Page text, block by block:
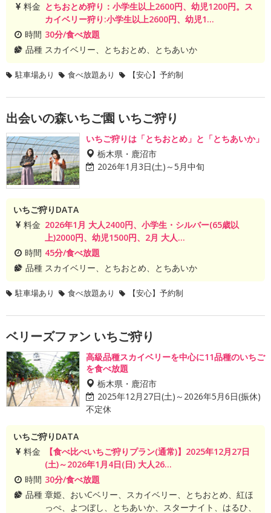
料金 とちおとめ狩り：小学生以上2600円、幼児1200円。ス
カイベリー狩り:小学生以上2600円、幼児1...
時間 30分/食べ放題
品種 スカイベリー、とちおとめ、とちあいか
駐車場あり 食べ放題あり 【安心】予約制
出会いの森いちご園 いちご狩り
いちご狩りは「とちおとめ」と「とちあいか」
栃木県・鹿沼市
2026年1月3日(土)～5月中旬
いちご狩りDATA
料金 2026年1月 大人2400円、小学生・シルバー(65歳以
上)2000円、幼児1500円、2月 大人...
時間 45分/食べ放題
品種 スカイベリー、とちおとめ、とちあいか
駐車場あり 食べ放題あり 【安心】予約制
ベリーズファン いちご狩り
高級品種スカイベリーを中心に11品種のいちご
を食べ放題
栃木県・鹿沼市
2025年12月27日(土)～2026年5月6日(振休)
不定休
いちご狩りDATA
料金
【食べ比べいちご狩りプラン(通常)】2025年12月27日
(土)～2026年1月4日(日) 大人26...
時間 30分/食べ放題
品種 章姫、おいCベリー、スカイベリー、とちおとめ、紅ほ
っぺ、よつぼし、とちあいか、スターナイト、はるひ、